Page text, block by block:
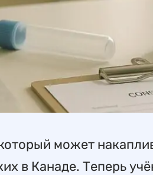
может
в Канаде. Теперь